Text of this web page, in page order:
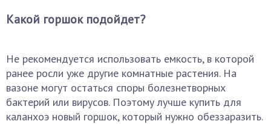
Какой горшок подойдет?
Не рекомендуется использовать емкость, в которой
ранее росли уже другие комнатные растения. На
вазоне могут остаться споры болезнетворных
бактерий или вирусов. Поэтому лучше купить для
каланхоэ новый горшок, который нужно обеззаразить.